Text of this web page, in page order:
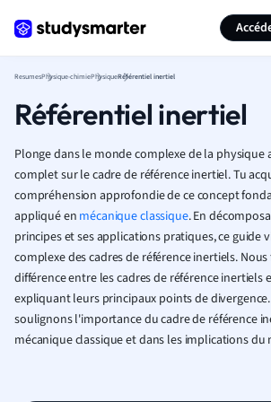
ResumesPhysique-chimiePhysiqueRéférentiel inertiel
Référentiel inertiel
Plonge dans le monde complexe de la physique
complet sur le cadre de référence inertiel. Tu
compréhension approfondie de ce concept
appliqué en mécanique classique. En
principes et ses applications pratiques, ce guide
complexe des cadres de référence inertiels.
différence entre les cadres de référence inertiels
expliquant leurs principaux points de
soulignons l'importance du cadre de référence
mécanique classique et dans les implications du